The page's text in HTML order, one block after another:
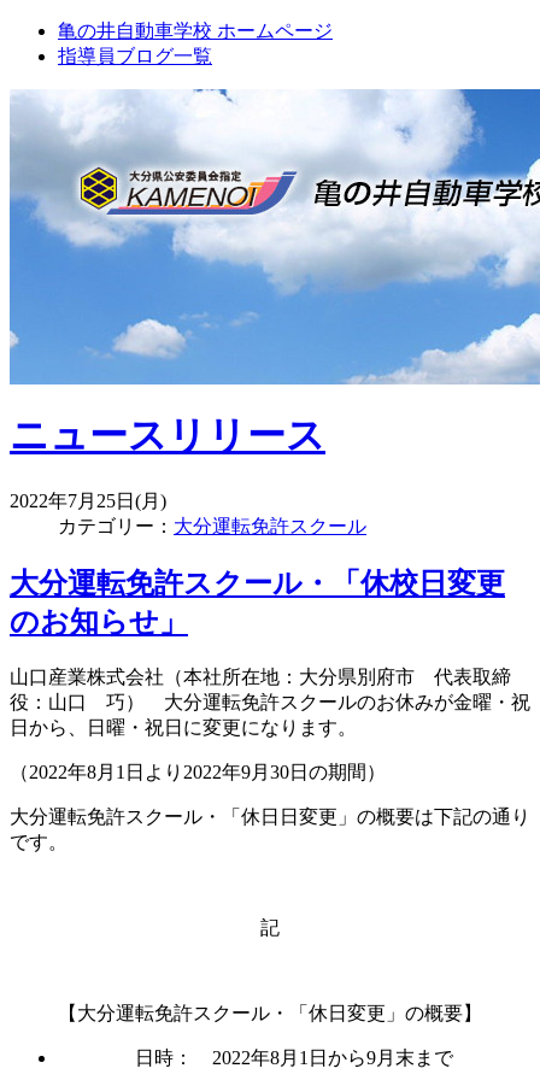
亀の井自動車学校 ホームページ
指導員ブログ一覧
ニュースリリース
2022年7月25日(月)
カテゴリー： 大分運転免許スクール
大分運転免許スクール・「休校日変更
のお知らせ」
山口産業株式会社（本社所在地：大分県別府市 代表取締
役：山口 巧） 大分運転免許スクールのお休みが金曜・祝
日から、日曜・祝日に変更になります。
（2022年8月1日より2022年9月30日の期間）
大分運転免許スクール・「休日日変更」の概要は下記の通り
です。
記
【大分運転免許スクール・「休日変更」の概要】
日時： 2022年8月1日から9月末まで